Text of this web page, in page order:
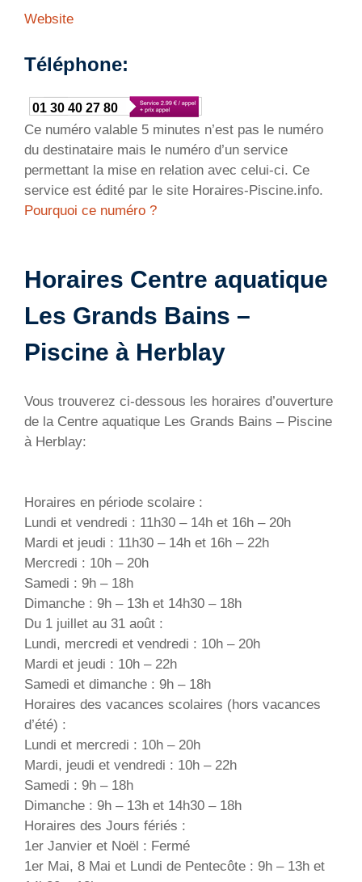
Website
Téléphone:
01 30 40 27 80
Ce numéro valable 5 minutes n’est pas le numéro
du destinataire mais le numéro d’un service
permettant la mise en relation avec celui-ci. Ce
service est édité par le site Horaires-Piscine.info.
Pourquoi ce numéro ?
Horaires Centre aquatique
Les Grands Bains –
Piscine à Herblay
Vous trouverez ci-dessous les horaires d’ouverture
de la Centre aquatique Les Grands Bains – Piscine
à Herblay:
Horaires en période scolaire :
Lundi et vendredi : 11h30 – 14h et 16h – 20h
Mardi et jeudi : 11h30 – 14h et 16h – 22h
Mercredi : 10h – 20h
Samedi : 9h – 18h
Dimanche : 9h – 13h et 14h30 – 18h
Du 1 juillet au 31 août :
Lundi, mercredi et vendredi : 10h – 20h
Mardi et jeudi : 10h – 22h
Samedi et dimanche : 9h – 18h
Horaires des vacances scolaires (hors vacances
d’été) :
Lundi et mercredi : 10h – 20h
Mardi, jeudi et vendredi : 10h – 22h
Samedi : 9h – 18h
Dimanche : 9h – 13h et 14h30 – 18h
Horaires des Jours fériés :
1er Janvier et Noël : Fermé
1er Mai, 8 Mai et Lundi de Pentecôte : 9h – 13h et